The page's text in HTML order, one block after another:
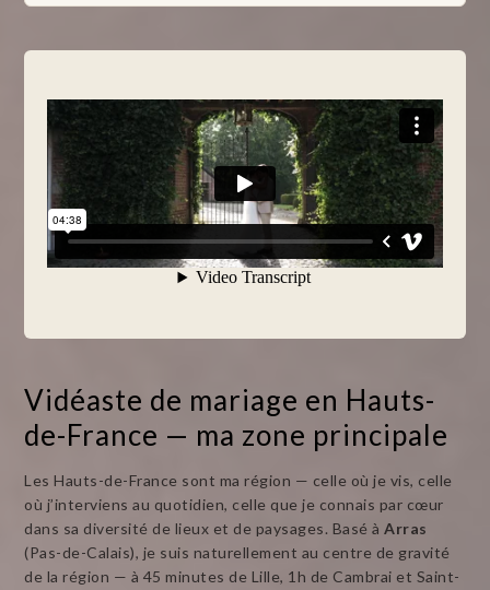
Vidéaste de mariage en Hauts-
de-France — ma zone principale
Les Hauts-de-France sont ma région — celle où je vis, celle
où j’interviens au quotidien, celle que je connais par cœur
dans sa diversité de lieux et de paysages. Basé àArras
(Pas-de-Calais), je suis naturellement au centre de gravité
de la région — à 45 minutes de Lille, 1h de Cambrai et Saint-